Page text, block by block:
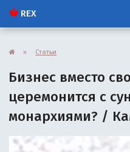
REX
» Статьи
Бизнес вместо
церемонится с
монархиями? /